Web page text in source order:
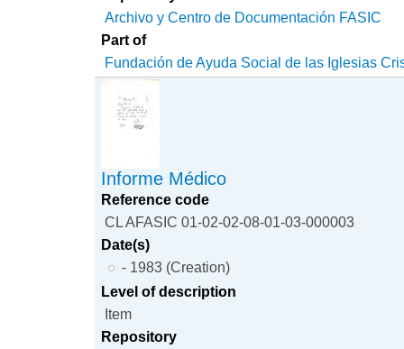
Archivo y Centro de Documentación FASIC
Part of
Fundación de Ayuda Social de las Iglesias
Informe Médico
Reference code
CL AFASIC 01-02-02-08-01-03-000003
Date(s)
- 1983 (Creation)
Level of description
Item
Repository